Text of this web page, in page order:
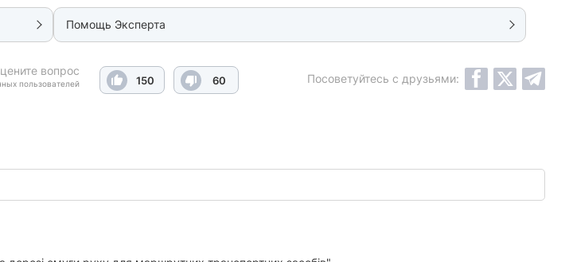
Помощь Эксперта
вопрос
пользователей 150 60 Посоветуйтесь с друзьями: